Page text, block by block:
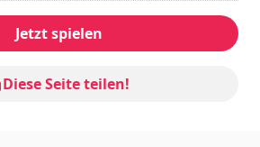
Jetzt spielen
Diese Seite teilen!